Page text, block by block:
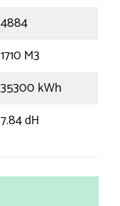
4884
1710 M3
35300 kWh
7.84 dH